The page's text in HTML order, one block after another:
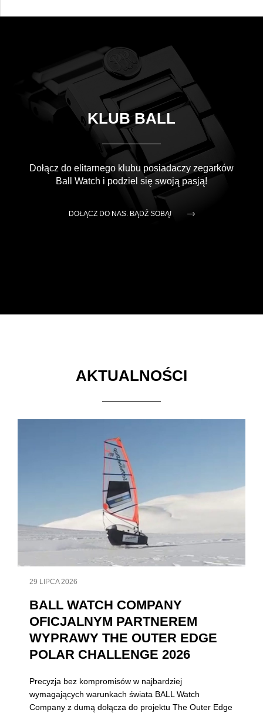
KLUB BALL
Dołącz do elitarnego klubu posiadaczy zegarków
Ball Watch i podziel się swoją pasją!
DOŁĄCZ DO NAS. BĄDŹ SOBĄ!
AKTUALNOŚCI
29 LIPCA 2026
BALL WATCH COMPANY
OFICJALNYM PARTNEREM
WYPRAWY THE OUTER EDGE
POLAR CHALLENGE 2026
Precyzja bez kompromisów w najbardziej
wymagających warunkach świata BALL Watch
Company z dumą dołącza do projektu The Outer Edge